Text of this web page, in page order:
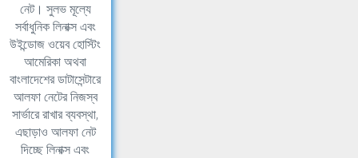
নেট। সুলভ মূল্যে
সর্বাধুনিক লিনাক্স এবং
উইন্ডোজ ওয়েব হোস্টিং
আমেরিকা অথবা
বাংলাদেশের ডাটাসেন্টারে
আলফা নেটের নিজস্ব
সার্ভারে রাখার ব্যবস্থা,
এছাড়াও আলফা নেট
দিচ্ছে লিনাক্স এবং